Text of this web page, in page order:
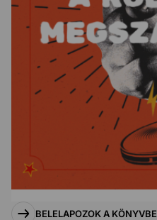
BELELAPOZOK A KÖNYVBE